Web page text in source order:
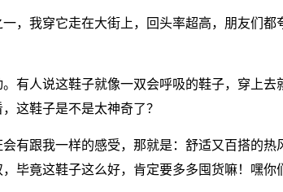
，我穿它走在大街上，回头率超高，朋友们都
有人说这鞋子就像一双会呼吸的鞋子，穿上
这鞋子是不是太神奇了？
有跟我一样的感受，那就是：舒适又百搭的热
毕竟这鞋子这么好，肯定要多多囤货嘛！嘿你